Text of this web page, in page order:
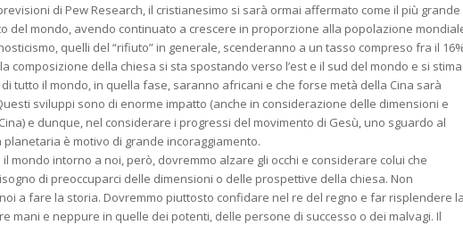
di Pew Research, il cristianesimo si sarà ormai affermato come il più grande
del mondo, avendo continuato a crescere in proporzione alla popolazione
quelli del “rifiuto” in generale, scenderanno a un tasso compreso fra il 16%
composizione della chiesa si sta spostando verso l’est e il sud del mondo e si stima
di tutto il mondo, in quella fase, saranno africani e che forse metà della Cina sarà
sviluppi sono di enorme impatto (anche in considerazione delle dimensioni e
e dunque, nel considerare i progressi del movimento di Gesù, uno sguardo al
planetaria è motivo di grande incoraggiamento.
mondo intorno a noi, però, dovremmo alzare gli occhi e considerare colui che
di preoccuparci delle dimensioni o delle prospettive della chiesa. Non
a fare la storia. Dovremmo piuttosto confidare nel re del regno e far risplendere la
mani e neppure in quelle dei potenti, delle persone di successo o dei malvagi. Il